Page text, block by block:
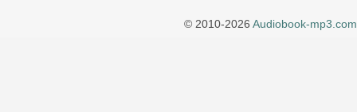
© 2010-2026 Audiobook-mp3.com